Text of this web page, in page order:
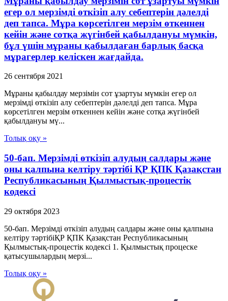
егер ол мерзімді өткізіп алу себептерін дәлелді
деп тапса. Мұра көрсетілген мерзім өткеннен
кейін және сотқа жүгінбей қабылдануы мүмкін,
бұл үшін мұраны қабылдаған барлық басқа
мұрагерлер келіскен жағдайда.
26 сентября 2021
Мұраны қабылдау мерзімін сот ұзартуы мүмкін егер ол
мерзімді өткізіп алу себептерін дәлелді деп тапса. Мұра
көрсетілген мерзім өткеннен кейін және сотқа жүгінбей
қабылдануы мү...
Толық оқу »
50-бап. Мерзiмдi өткiзiп алудың салдары және
оны қалпына келтiру тәртiбi ҚР ҚПК Қазақстан
Республикасының Қылмыстық-процестік
кодексi
29 октября 2023
50-бап. Мерзiмдi өткiзiп алудың салдары және оны қалпына
келтiру тәртiбiҚР ҚПК Қазақстан Республикасының
Қылмыстық-процестік кодексi 1. Қылмыстық процеске
қатысушылардың мерзi...
Толық оқу »